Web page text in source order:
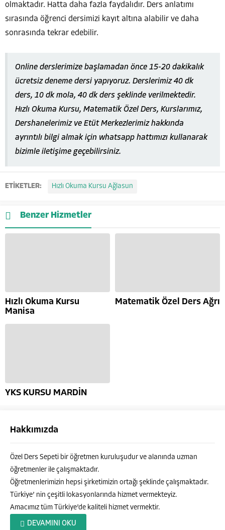
olmaktadır. Hatta daha fazla faydalıdır. Ders anlatımı
sırasında öğrenci dersimizi kayıt altına alabilir ve daha
sonrasında tekrar edebilir.
Online derslerimize başlamadan önce 15-20 dakikalık
ücretsiz deneme dersi yapıyoruz. Derslerimiz 40 dk
ders, 10 dk mola, 40 dk ders şeklinde verilmektedir.
Hızlı Okuma Kursu, Matematik Özel Ders, Kurslarımız,
Dershanelerimiz ve Etüt Merkezlerimiz hakkında
ayrıntılı bilgi almak için whatsapp hattımızı kullanarak
bizimle iletişime geçebilirsiniz.
ETİKETLER: Hızlı Okuma Kursu Ağlasun
Benzer Hizmetler
Hızlı Okuma Kursu
Manisa
Matematik Özel Ders Ağrı
YKS KURSU MARDİN
Hakkımızda
Özel Ders Sepeti bir öğretmen kuruluşudur ve alanında uzman
öğretmenler ile çalışmaktadır.
Öğretmenlerimizin hepsi şirketimizin ortağı şeklinde çalışmaktadır.
Türkiye’ nin çeşitli lokasyonlarında hizmet vermekteyiz.
Amacımız tüm Türkiye’de kaliteli hizmet vermektir.
DEVAMINI OKU
Özel Ders Sepeti